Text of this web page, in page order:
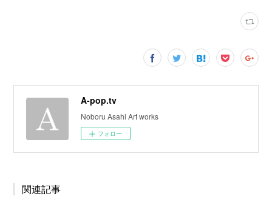
A-pop.tv
Noboru Asahi Art works
フォロー
関連記事